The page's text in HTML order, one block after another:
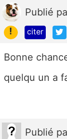
Publié
!
citer
Bonne
quelqu un a
Publié